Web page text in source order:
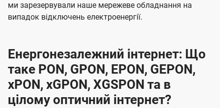
ми зарезервували наше мережеве обладнання на
випадок відключень електроенергії.
Енергонезалежний інтернет: Що
таке PON, GPON, EPON, GEPON,
xPON, xGPON, XGSPON та в
цілому оптичний інтернет?